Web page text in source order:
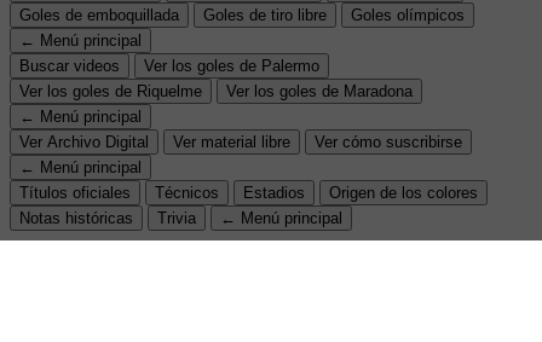
Goles de emboquillada
Goles de tiro libre
Goles olímpicos
← Menú principal
Buscar videos
Ver los goles de Palermo
Ver los goles de Riquelme
Ver los goles de Maradona
← Menú principal
Ver Archivo Digital
Ver material libre
Ver cómo suscribirse
← Menú principal
Títulos oficiales
Técnicos Estadios
Origen de los colores
Notas históricas
Trivia ← Menú principal